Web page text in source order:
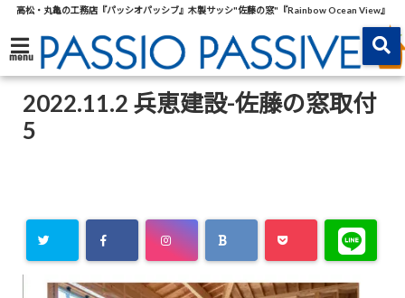
高松・丸亀の工務店『パッシオパッシブ』木製サッシ"佐藤の窓"『Rainbow Ocean View』
menu
2022.11.2 兵恵建設-佐藤の窓取付
5